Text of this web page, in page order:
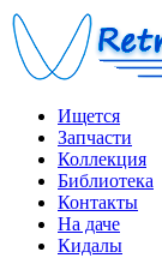
Ищется
Запчасти
Коллекция
Библиотека
Контакты
На даче
Кидалы